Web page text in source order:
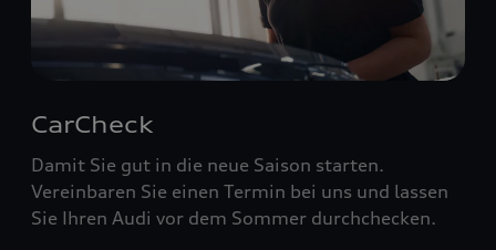
CarCheck
Damit Sie gut in die neue Saison starten.
Vereinbaren Sie einen Termin bei uns und lassen
Sie Ihren Audi vor dem Sommer durchchecken.